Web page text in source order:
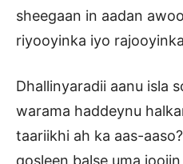
sheegaan in aadan
riyooyinka iyo
Dhallinyaradii aanu isla
warama haddeynu
taariikhi ah ka aas-
qosleen balse uma